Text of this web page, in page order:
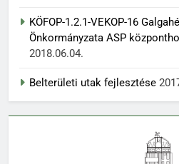
KÖFOP-1.2.1-VEKOP-16
Önkormányzata ASP
2018.06.04.
Belterületi utak fejlesztése